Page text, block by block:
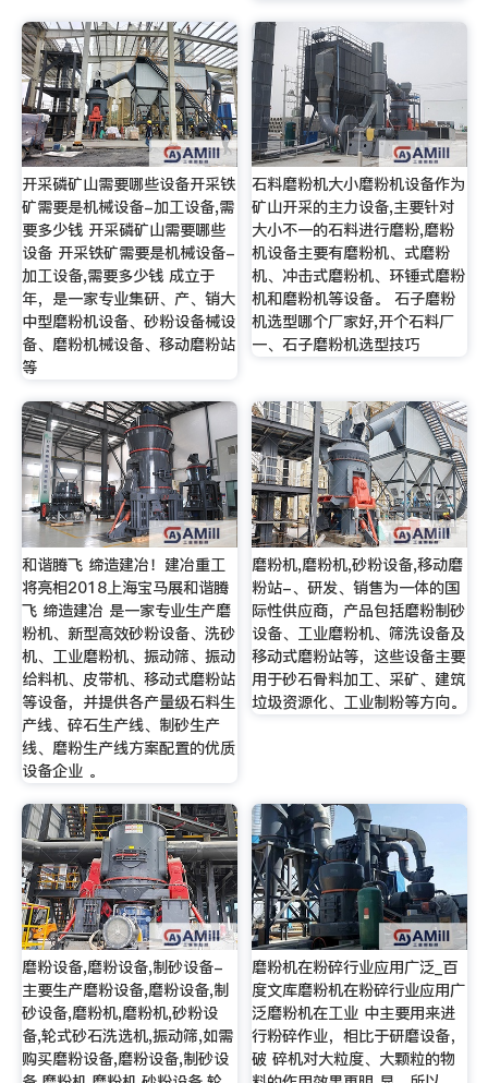
开采磷矿山需要哪些设备开采铁
矿需要是机械设备-加工设备,需
要多少钱 开采磷矿山需要哪些
设备 开采铁矿需要是机械设备-
加工设备,需要多少钱 成立于
年，是一家专业集研、产、销大
中型磨粉机设备、砂粉设备械设
备、磨粉机械设备、移动磨粉站
等
石料磨粉机大小磨粉机设备作为
矿山开采的主力设备,主要针对
大小不一的石料进行磨粉,磨粉
机设备主要有磨粉机、式磨粉
机、冲击式磨粉机、环锤式磨粉
机和磨粉机等设备。 石子磨粉
机选型哪个厂家好,开个石料厂
一、石子磨粉机选型技巧
和谐腾飞 缔造建冶！建冶重工
将亮相2018上海宝马展和谐腾
飞 缔造建冶 是一家专业生产磨
粉机、新型高效砂粉设备、洗砂
机、工业磨粉机、振动筛、振动
给料机、皮带机、移动式磨粉站
等设备，并提供各产量级石料生
产线、碎石生产线、制砂生产
线、磨粉生产线方案配置的优质
设备企业 。
磨粉机,磨粉机,砂粉设备,移动磨
粉站-、研发、销售为一体的国
际性供应商，产品包括磨粉制砂
设备、工业磨粉机、筛洗设备及
移动式磨粉站等，这些设备主要
用于砂石骨料加工、采矿、建筑
垃圾资源化、工业制粉等方向。
磨粉设备,磨粉设备,制砂设备-
主要生产磨粉设备,磨粉设备,制
砂设备,磨粉机,磨粉机,砂粉设
备,轮式砂石洗选机,振动筛,如需
购买磨粉设备,磨粉设备,制砂设
磨粉机在粉碎行业应用广泛_百
度文库磨粉机在粉碎行业应用广
泛磨粉机在工业 中主要用来进
行粉碎作业，相比于研磨设备，
破 碎机对大粒度、大颗粒的物